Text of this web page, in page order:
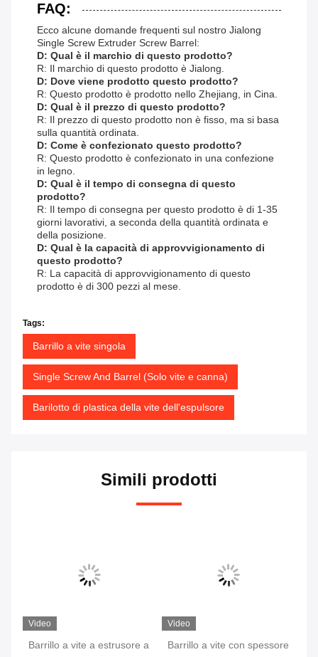
FAQ:
Ecco alcune domande frequenti sul nostro Jialong
Single Screw Extruder Screw Barrel:
D: Qual è il marchio di questo prodotto?
R: Il marchio di questo prodotto è Jialong.
D: Dove viene prodotto questo prodotto?
R: Questo prodotto è prodotto nello Zhejiang, in Cina.
D: Qual è il prezzo di questo prodotto?
R: Il prezzo di questo prodotto non è fisso, ma si basa
sulla quantità ordinata.
D: Come è confezionato questo prodotto?
R: Questo prodotto è confezionato in una confezione
in legno.
D: Qual è il tempo di consegna di questo
prodotto?
R: Il tempo di consegna per questo prodotto è di 1-35
giorni lavorativi, a seconda della quantità ordinata e
della posizione.
D: Qual è la capacità di approvvigionamento di
questo prodotto?
R: La capacità di approvvigionamento di questo
prodotto è di 300 pezzi al mese.
Tags:
Barrillo a vite singola
Single Screw And Barrel (Solo vite e canna)
Barilotto di plastica della vite dell'espulsore
Simili prodotti
Video
Barrillo a vite a estrusore a
Video
Barrillo a vite con spessore